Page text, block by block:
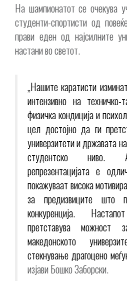
На шампионатот се очекува
студенти-спортисти од
прави еден од најсилните
настани во светот.
„Нашите каратисти
интензивно на техничко-
физичка кондиција и
цел достојно да ги
универзитети и државата
студентско ниво.
репрезентацијата е
покажуваат висока
за предизвиците што
конкуренција.
претставува можност
македонското
стекнување драгоцено
изјави Бошко Заборски.